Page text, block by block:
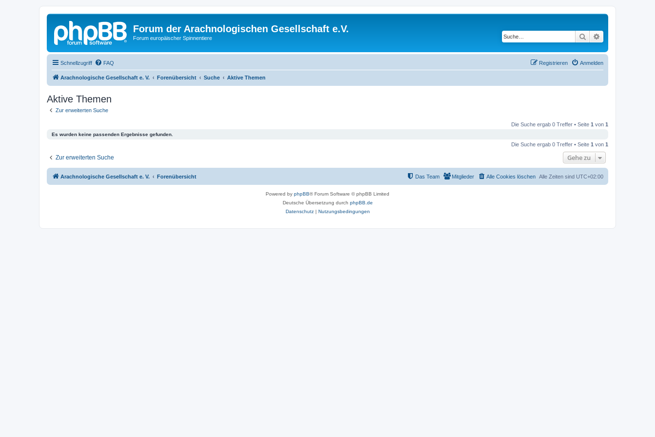
Forum der Arachnologischen Gesellschaft e.V.
Forum europäischer Spinnentiere Suche
Schnellzugriff FAQ Anmelden
Registrieren
Arachnologische Gesellschaft e. V. Forenübersicht Suche Aktive Themen
Aktive Themen
Zur erweiterten Suche
Die Suche ergab 0 Treffer • Seite 1 von 1
Es wurden keine passenden Ergebnisse gefunden.
Die Suche ergab 0 Treffer • Seite 1 von 1
Zur erweiterten Suche Gehe zu
Arachnologische Gesellschaft e. V. Forenübersicht Alle Zeiten sind UTC+02:00
Alle Cookies löschen
Mitglieder
Das Team
Powered by phpBB® Forum Software © phpBB Limited
Deutsche Übersetzung durch phpBB.de
Datenschutz| Nutzungsbedingungen